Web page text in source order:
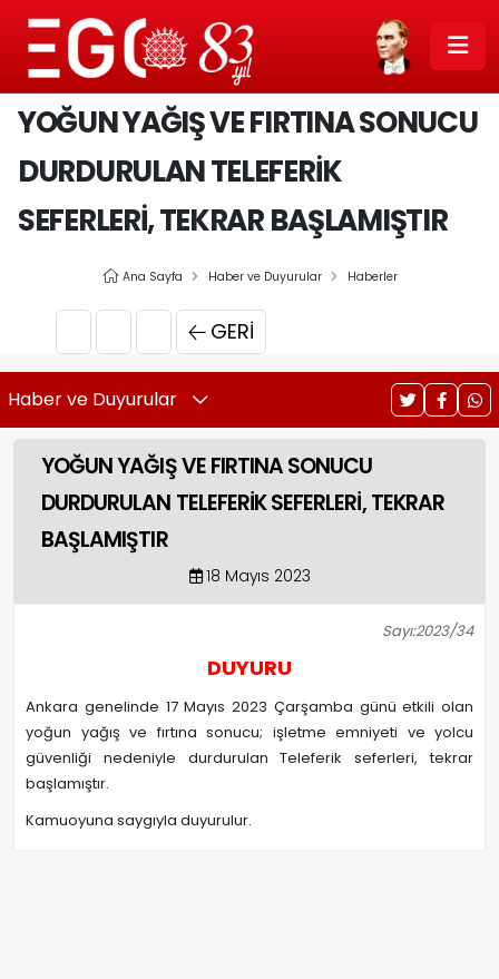
YOĞUN YAĞIŞ VE FIRTINA SONUCU
DURDURULAN TELEFERİK
SEFERLERİ, TEKRAR BAŞLAMIŞTIR
Ana Sayfa Haber ve Duyurular Haberler
GERI
Haber ve Duyurular
YOĞUN YAĞIŞ VE FIRTINA SONUCU
DURDURULAN TELEFERİK SEFERLERİ, TEKRAR
BAŞLAMIŞTIR
18 Mayıs 2023
Sayı:2023/34
DUYURU
Ankara genelinde 17 Mayıs 2023 Çarşamba günü etkili olan
yoğun yağış ve fırtına sonucu; işletme emniyeti ve yolcu
güvenliği nedeniyle durdurulan Teleferik seferleri, tekrar
başlamıştır.
Kamuoyuna saygıyla duyurulur.